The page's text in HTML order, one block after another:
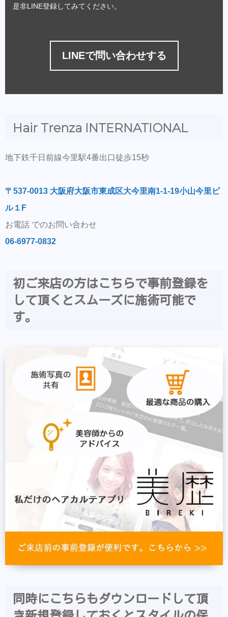
是非LINE登録してみてください。
LINEで問い合わせする
Hair Trenza INTERNATIONAL
地下鉄千日前線今里駅4番出口徒歩15秒
〒537-0013 大阪府大阪市東成区大今里南1-1-19小山今里ビ
ル１F
お電話 でのお問い合わせ
06-6977-0832
初ご来店の方はこちらで事前登録を
して頂くとスムーズに施術可能で
す。
同時にこちらもダウンロードして頂